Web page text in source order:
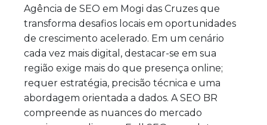
Agência de SEO em Mogi das Cruzes que
transforma desafios locais em oportunidades
de crescimento acelerado. Em um cenário
cada vez mais digital, destacar-se em sua
região exige mais do que presença online;
requer estratégia, precisão técnica e uma
abordagem orientada a dados. A SEO BR
compreende as nuances do mercado